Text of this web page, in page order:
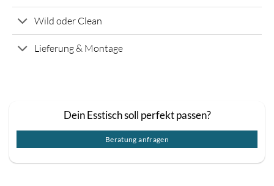
Wild oder Clean
Lieferung & Montage
Dein Esstisch soll perfekt passen?
Beratung anfragen